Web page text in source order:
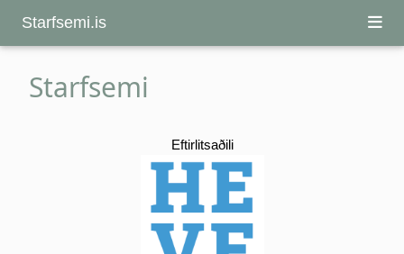
Starfsemi.is
Starfsemi
Eftirlitsaðili